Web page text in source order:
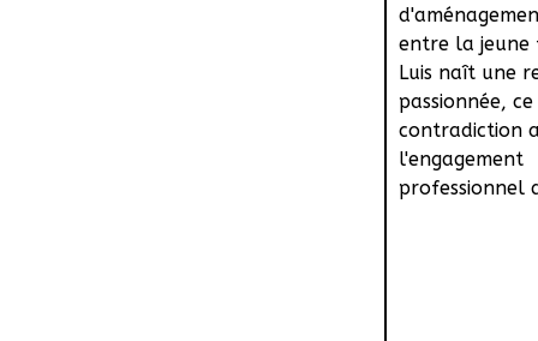
entre la jeune
Luis naît une
passionnée,
contradiction
l'engagement
professionnel